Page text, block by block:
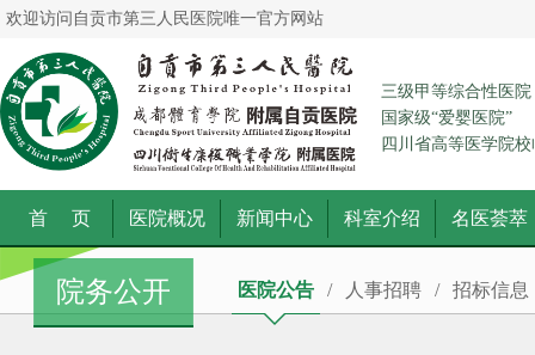
欢迎访问自贡市第三人民医院唯一官方网站
三级甲等综合性医院
国家级“爱婴医院”
四川省高等医学院
首 页 医院概况 新闻中心 科室介绍 名医荟萃
院务公开 医院公告 / 人事招聘 / 招标信息